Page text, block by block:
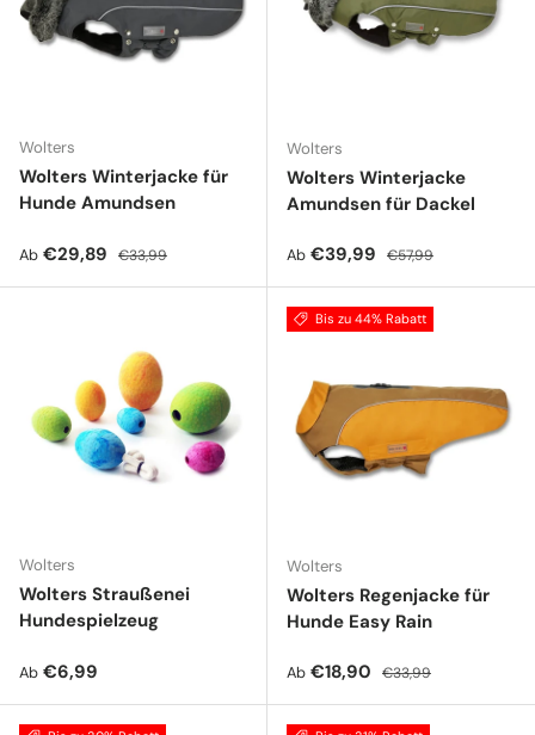
Wolters
Wolters Winterjacke für
Hunde Amundsen
Verkaufspreis
Ab €29,89 Normaler Preis
€33,99
Wolters
Wolters Winterjacke
Amundsen für Dackel
Verkaufspreis
Ab €39,99 Normaler Preis
€57,99
Wolters
Wolters Straußenei
Hundespielzeug
Normaler Preis
Ab €6,99
Bis zu 44% Rabatt
Wolters
Wolters Regenjacke für
Hunde Easy Rain
Verkaufspreis
Ab €18,90 Normaler Preis
€33,99